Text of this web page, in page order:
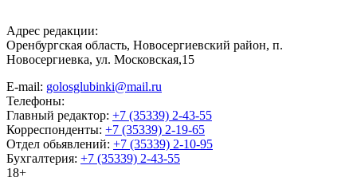
Адрес редакции:
Оренбургская область, Новосергиевский район, п.
Новосергиевка, ул. Московская,15
E-mail: golosglubinki@mail.ru
Телефоны:
Главный редактор: +7 (35339) 2-43-55
Корреспонденты: +7 (35339) 2-19-65
Отдел обьявлений: +7 (35339) 2-10-95
Бухгалтерия: +7 (35339) 2-43-55
18+